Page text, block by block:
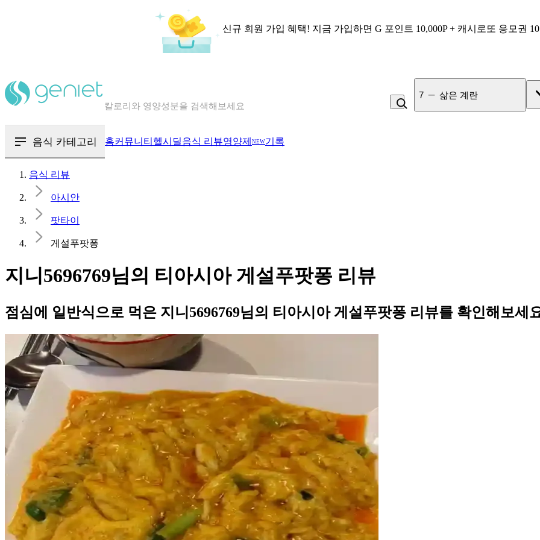
신규 회원 가입 혜택! 지금 가입하면 G 포인트 10,000P + 캐시로또 응모권
혈당 · 다이어트 음식 검색해보세요
7 삶은 계란
음식 카테고리 홈커뮤니티 헬시딜음식 리뷰영양제 NEW기록
음식 리뷰
아시안
팟타이
게설푸팟퐁
지니5696769님의 티아시아 게설푸팟퐁 리뷰
점심에 일반식으로 먹은 지니5696769님의 티아시아 게설푸팟퐁 리뷰를 확인해보세